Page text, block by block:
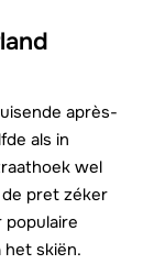
après-
als in
wel
de pret zéker
populaire
het skiën.